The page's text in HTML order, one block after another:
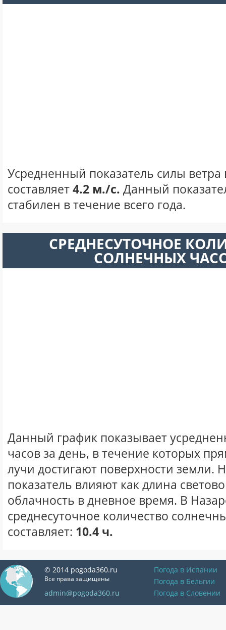
Усредненный показатель силы ветра
составляет4.2 м./с. Данный
стабилен в течение всего года.
СРЕДНЕСУТОЧНОЕ
СОЛНЕЧНЫХ
Данный график показывает
часов за день, в течение которых
лучи достигают поверхности земли.
показатель влияют как длина
облачность в дневное время. В
среднесуточное количество
составляет: 10.4 ч.
© 2014 pogoda360.ru
Все права защищены
admin@pogoda360.ru
Погода в Испании
Погода в Бельгии
Погода в Словении